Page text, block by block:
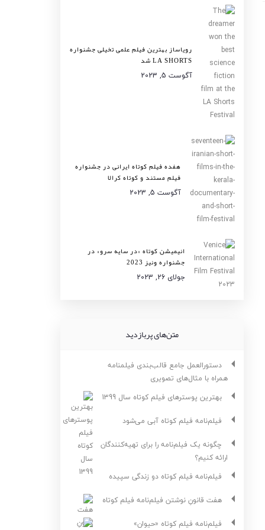
رویاساز بهترین فیلم علمی تخیلی جشنواره
LA SHORTS شد
آگوست 5, 2023
هفده فیلم کوتاه ایرانی در جشنواره
فیلم مستند و کوتاه کرالا
آگوست 5, 2023
انیمیشن کوتاه «در سایه سرو» در
جشنواره ونیز 2023
جولای 26, 2023
متن‌های پربازدید
دستورالعمل جامع قالب‌بندی فیلمنامه
همراه با مثال‌های تصویری
بهترین پوسترهای فیلم کوتاه سال 1399
فیلم‌نامه فیلم کوتاه آبی می‌شود
چگونه یک فیلم‌نامه را برای تهیه‌کنندگان
ارائه کنیم؟
فیلم‌نامه فیلم کوتاه دو زندگی سپیده
هفت قانونِ نوشتن فیلم‌نامه فیلم کوتاه
فیلم‌نامه فیلم کوتاه «حیوان»